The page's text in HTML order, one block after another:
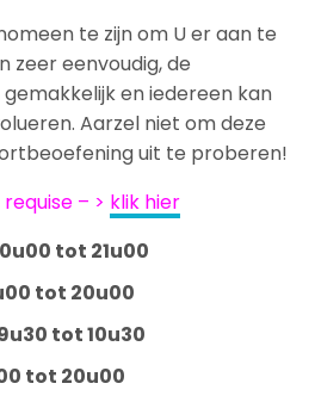
te zijn om U er aan te
zeer eenvoudig, de
en iedereen kan
Aarzel niet om deze
uit te proberen!
– > klik hier
tot 21u00
tot 20u00
tot 10u30
tot 20u00